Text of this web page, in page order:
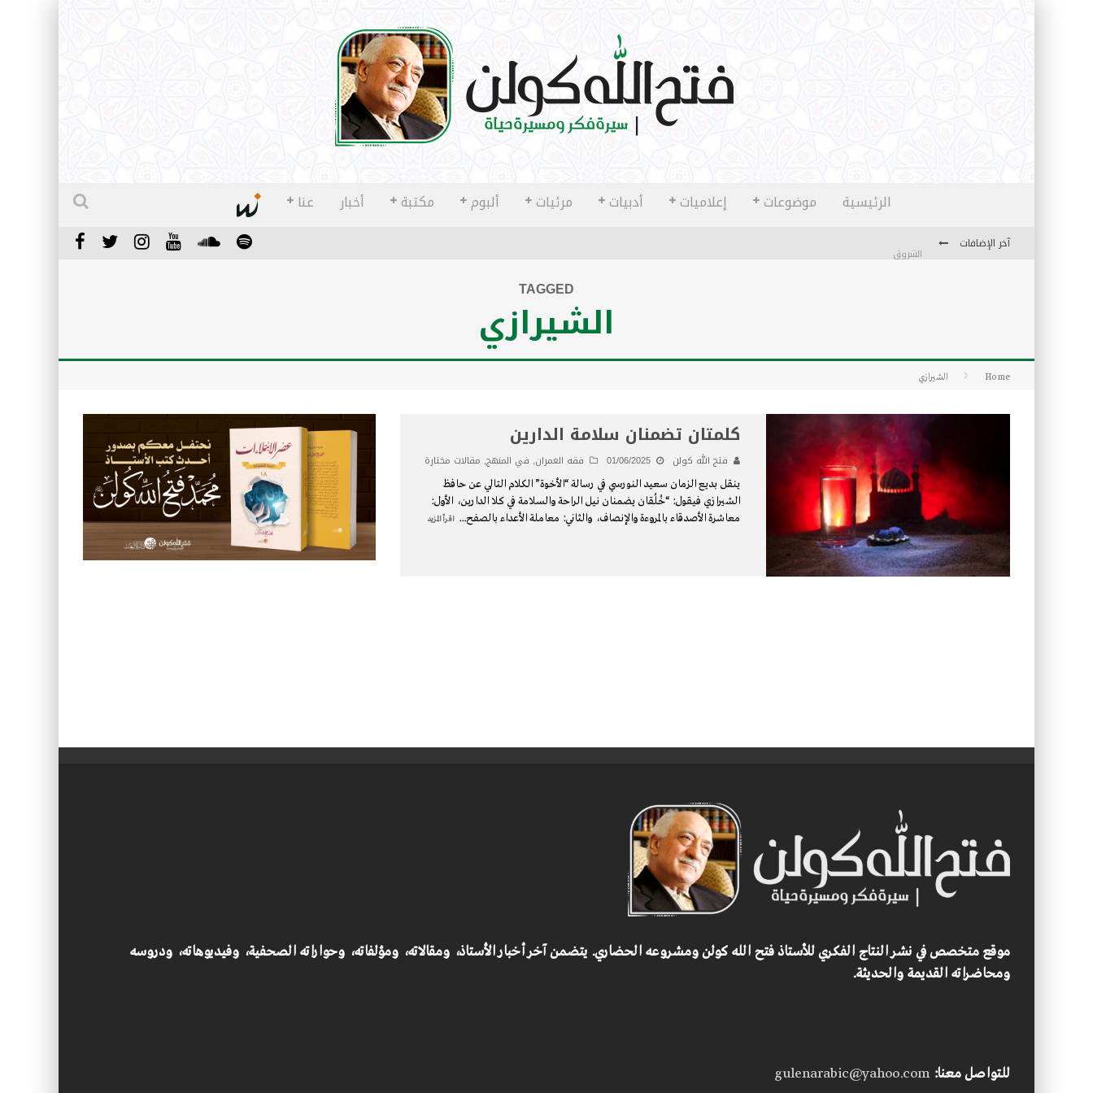
الرئيسية موضوعات إعلاميات أدبيات مرئيات ألبوم مكتبة أخبار عنا
آخر الإضافات
كتاب معراج الروح الصلاة: 32-مراتب الطهارة في الصلاة
TAGGED
الشيرازي
Home الشيرازي
كلمتان تضمنان سلامة الدارين
فتح الله كولن 01/06/2025 فقه العمران, في المنهج, مقالات مختارة
ينقل بديع الزمان سعيد النورسي في رسالة “الأخوة” الكلام التالي عن حافظ
الشيرازي فيقول: “خُلُقان يضمنان نيل الراحة والسلامة في كلا الدارين، الأول:
معاشرة الأصدقاء بالمروءة والإنصاف، والثاني: معاملة الأعداء بالصفح... اقرأ المزيد
موقع متخصص في نشر النتاج الفكري للأستاذ فتح الله كولن ومشروعه الحضاري. يتضمن آخر أخبار الأستاذ، ومقالاته، ومؤلفاته، وحواراته الصحفية، وفيديوهاته، ودروسه
ومحاضراته القديمة والحديثة.
للتواصل معنا:gulenarabic@yahoo.com